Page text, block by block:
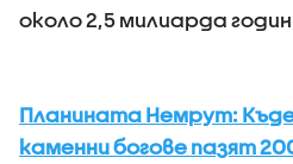
около 2,5 милиарда
Планината Немрут:
каменни богове пазят